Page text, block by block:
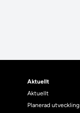
Aktuellt
Aktuellt
Planerad utveckling